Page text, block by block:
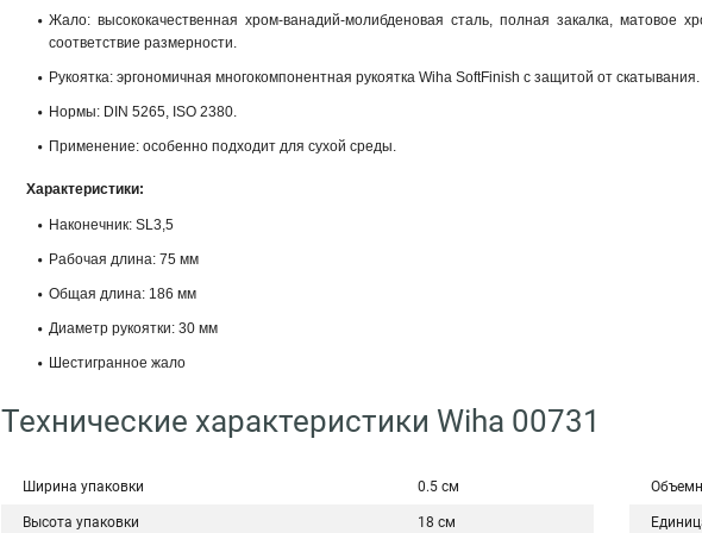
Жало: высококачественная хром-ванадий-молибденовая сталь, полная закалка, матовое
соответствие размерности.
Рукоятка: эргономичная многокомпонентная рукоятка Wiha SoftFinish с защитой от скатывания.
Нормы: DIN 5265, ISO 2380.
Применение: особенно подходит для сухой среды.
Характеристики:
Наконечник: SL3,5
Рабочая длина: 75 мм
Общая длина: 186 мм
Диаметр рукоятки: 30 мм
Шестигранное жало
Технические характеристики Wiha 00731
Ширина упаковки 0.5 см
Высота упаковки 18 см